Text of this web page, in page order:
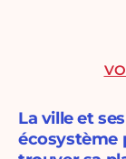
La ville et
écosystème